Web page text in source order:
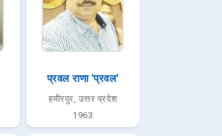
प्रवल राणा 'प्रवल'
हमीरपुर, उत्तर प्रदेश
1963